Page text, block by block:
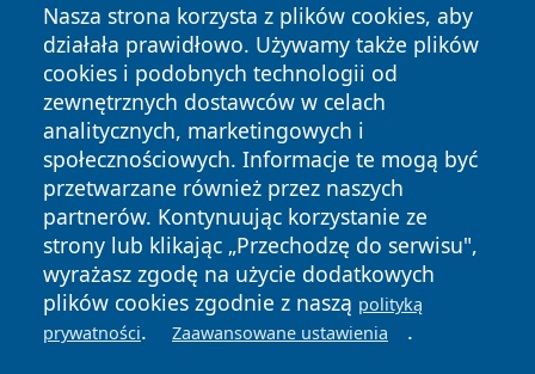
Nasza strona korzysta z plików cookies, aby
działała prawidłowo. Używamy także plików
cookies i podobnych technologii od
zewnętrznych dostawców w celach
analitycznych, marketingowych i
społecznościowych. Informacje te mogą być
przetwarzane również przez naszych
partnerów. Kontynuując korzystanie ze
strony lub klikając „Przechodzę do serwisu",
wyrażasz zgodę na użycie dodatkowych
plików cookies zgodnie z naszą polityką
prywatności. Zaawansowane ustawienia .
Copyright © 2026 wiadomosciplock.pl Wszystkie prawa
zastrzeżone.
News Autorzy
Polityka
Prywatności
Polityka
Cookies